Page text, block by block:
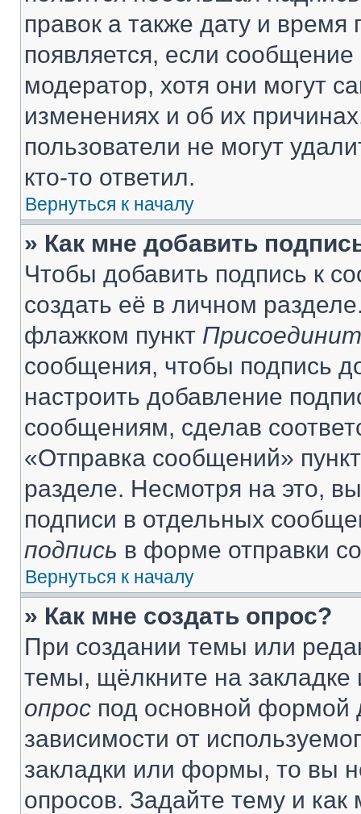
правок а также дату и
появляется, если
модератор, хотя они могут
изменениях и об их
пользователи не могут
кто-то ответил.
Вернуться к началу
» Как мне добавить
Чтобы добавить подпись к
создать её в личном
флажком пункт
сообщения, чтобы подпись
настроить добавление
сообщениям, сделав
«Отправка сообщений»
разделе. Несмотря на это,
подписи в отдельных
подпись в форме отправки
Вернуться к началу
» Как мне создать опрос?
При создании темы или
темы, щёлкните на
опрос под основной формой
зависимости от
закладки или формы, то вы
опросов. Задайте тему и